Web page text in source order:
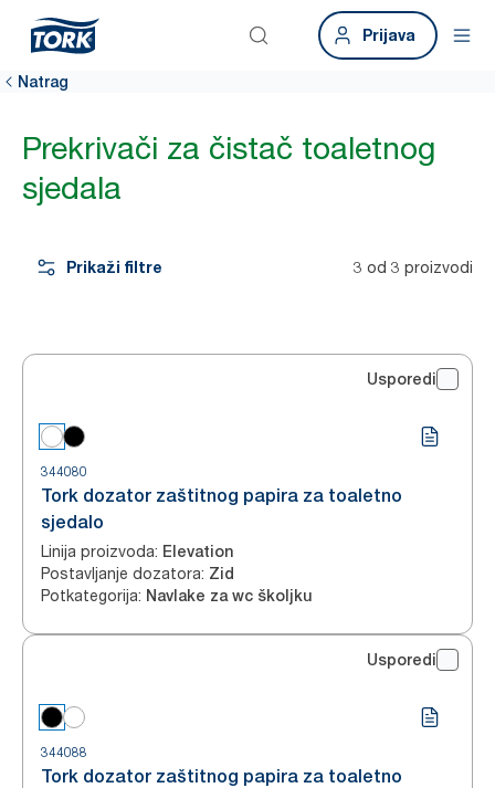
Prijava
Natrag
Prekrivači za čistač toaletnog
sjedala
Prikaži filtre 3 od 3 proizvodi
Usporedi
344080
Tork dozator zaštitnog papira za toaletno
sjedalo
Linija proizvoda: Elevation
Postavljanje dozatora: Zid
Potkategorija: Navlake za wc školjku
Usporedi
344088
Tork dozator zaštitnog papira za toaletno